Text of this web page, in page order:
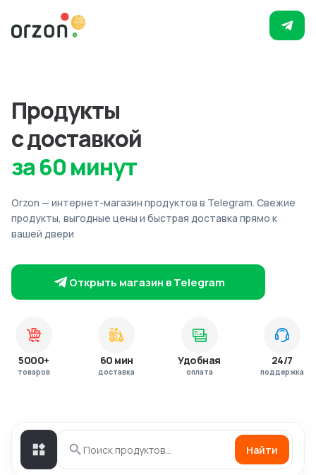
Продукты
с доставкой
за 60 минут
Orzon — интернет-магазин продуктов в Telegram. Свежие
продукты, выгодные цены и быстрая доставка прямо к
вашей двери
Открыть магазин в Telegram
5000+
товаров
60 мин
доставка
Удобная
оплата
24/7
поддержка
Найти